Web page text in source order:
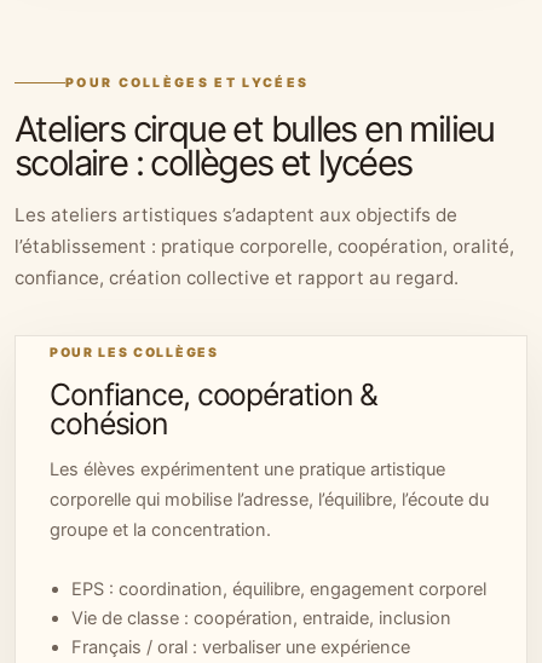
POUR COLLÈGES ET LYCÉES
Ateliers cirque et bulles en milieu
scolaire : collèges et lycées
Les ateliers artistiques s’adaptent aux objectifs de
l’établissement : pratique corporelle, coopération, oralité,
confiance, création collective et rapport au regard.
POUR LES COLLÈGES
Confiance, coopération &
cohésion
Les élèves expérimentent une pratique artistique
corporelle qui mobilise l’adresse, l’équilibre, l’écoute du
groupe et la concentration.
EPS : coordination, équilibre, engagement corporel
Vie de classe : coopération, entraide, inclusion
Français / oral : verbaliser une expérience